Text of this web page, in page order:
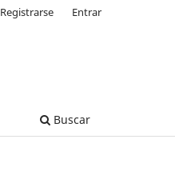
Buscar
Registrarse Entrar